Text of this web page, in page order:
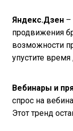
Яндекс.Дзен –
продвижения
возможности
упустите время
Вебинары и
спрос на
Этот тренд